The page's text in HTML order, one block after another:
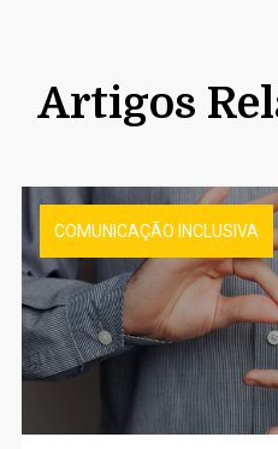
Artigos
COMUNICAÇÃO INCLUSIVA